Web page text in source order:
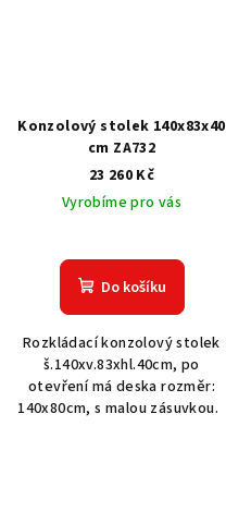
Konzolový stolek 140x83x40
cm ZA732
23 260 Kč
Vyrobíme pro vás
Do košíku
Rozkládací konzolový stolek
š.140xv.83xhl.40cm, po
otevření má deska rozměr:
140x80cm, s malou zásuvkou.